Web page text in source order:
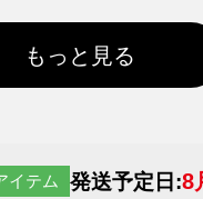
もっと見る
イテム 発送予定日:8